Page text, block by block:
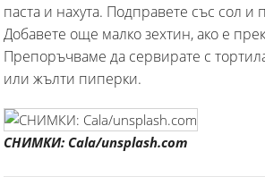
паста и нахута. Подправете със сол и
Добавете още малко зехтин, ако е
Препоръчваме да сервирате с
или жълти пиперки.
СНИМКИ: Cala/unsplash.com